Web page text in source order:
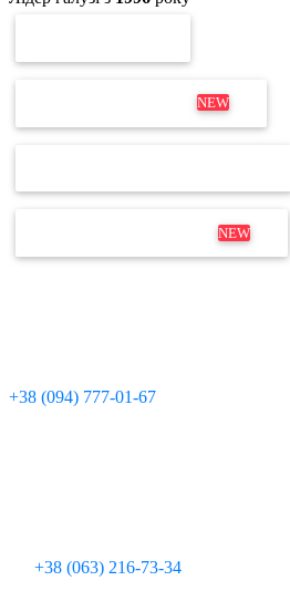
ОНОВЛЕННЯ MEDOCNEW
ДИСТРИБУТИВ М.Е.DOCNEW
+38 (094) 777-01-67
+38 (063) 216-73-34